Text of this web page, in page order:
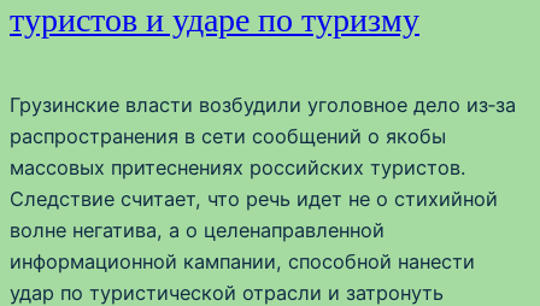
туристов и ударе по туризму
Грузинские власти возбудили уголовное дело из‑за
распространения в сети сообщений о якобы
массовых притеснениях российских туристов.
Следствие считает, что речь идет не о стихийной
волне негатива, а о целенаправленной
информационной кампании, способной нанести
удар по туристической отрасли и затронуть